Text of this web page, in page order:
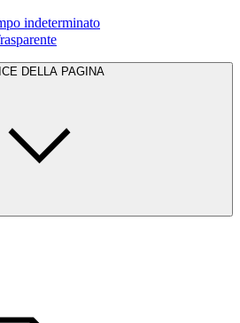
indeterminato
DELLA PAGINA